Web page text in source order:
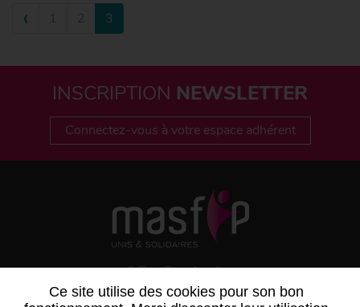
‹ 3
INSCRIPTION NEWSLETTER
Connectez-vous à votre espace adhérent
6 Rue Bouchardon
75486 PARIS CEDEX 10
Ce site utilise des cookies pour son bon